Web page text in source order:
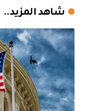
شاهد المزيد..